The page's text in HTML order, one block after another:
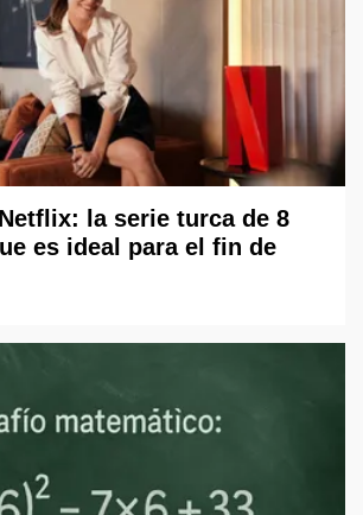
la serie turca de 8
es ideal para el fin de